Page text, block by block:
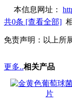
本信息网址：
共0条 [查看全部]
免责声明：以上所
更多..相关产品